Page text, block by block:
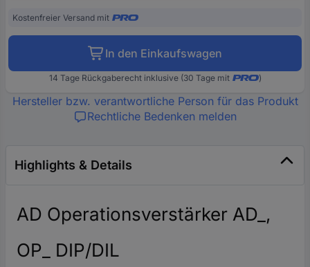
Kostenfreier Versand mit
In den Einkaufswagen
14 Tage Rückgaberecht inklusive (30 Tage mit )
Hersteller bzw. verantwortliche Person für das Produkt
Rechtliche Bedenken melden
Highlights & Details
AD Operationsverstärker AD_,
OP_ DIP/DIL